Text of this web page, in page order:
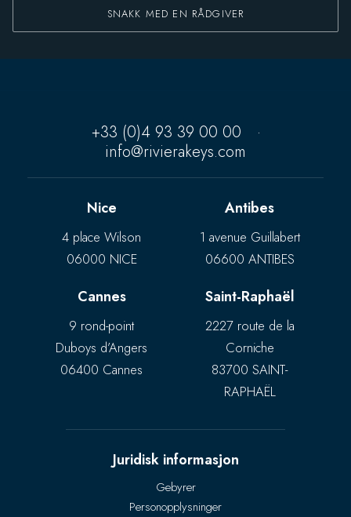
SNAKK MED EN RÅDGIVER
+33 (0)4 93 39 00 00
·
info@rivierakeys.com
Nice
4 place Wilson
06000 NICE
Antibes
1 avenue Guillabert
06600 ANTIBES
Cannes
9 rond-point
Duboys d’Angers
06400 Cannes
Saint-Raphaël
2227 route de la
Corniche
83700 SAINT-
RAPHAËL
Juridisk informasjon
Gebyrer
Personopplysninger